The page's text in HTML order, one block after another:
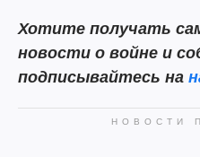
Хотите получать
новости о войне и
подписывайтесь на